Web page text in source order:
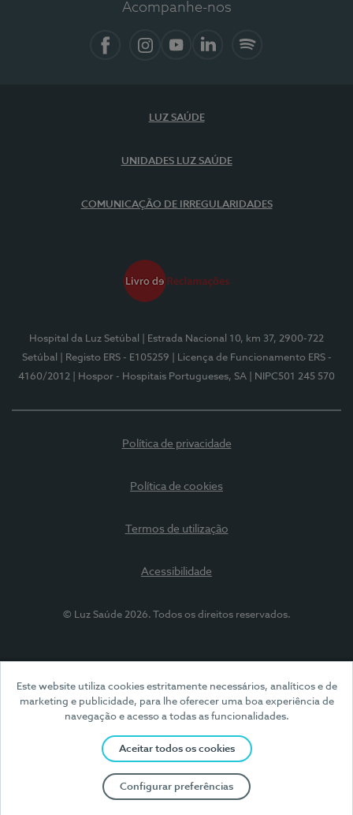
Este website utiliza cookies estritamente necessários, analíticos e de
marketing e publicidade, para lhe oferecer uma boa experiência de
navegação e acesso a todas as funcionalidades.
Aceitar todos os cookies
Configurar preferências
Acompanhe-nos
LUZ SAÚDE
UNIDADES LUZ SAÚDE
COMUNICAÇÃO DE IRREGULARIDADES
Hospital da Luz Setúbal
| Estrada Nacional 10, km 37, 2900-722
Setúbal
| Registo ERS - E105259
| Licença de Funcionamento ERS -
4160/2012
| Hospor - Hospitais Portugueses, SA | NIPC501 245 570
Política de privacidade
Política de cookies
Termos de utilização
Acessibilidade
© Luz Saúde 2026. Todos os direitos reservados.